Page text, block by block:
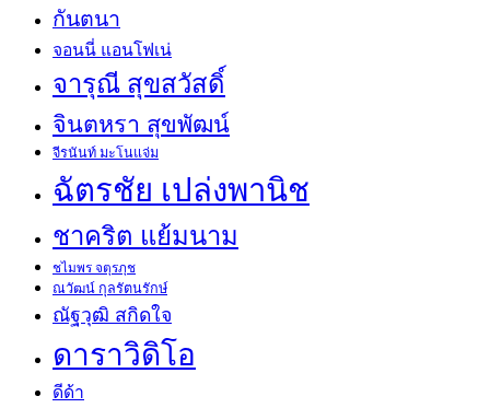
กันตนา
จอนนี่ แอนโฟเน่
จารุณี สุขสวัสดิ์
จินตหรา สุขพัฒน์
จีรนันท์ มะโนแจ่ม
ฉัตรชัย เปล่งพานิช
ชาคริต แย้มนาม
ชไมพร จตุรภุช
ณวัฒน์ กุลรัตนรักษ์
ณัฐวุฒิ สกิดใจ
ดาราวิดิโอ
ดีด้า